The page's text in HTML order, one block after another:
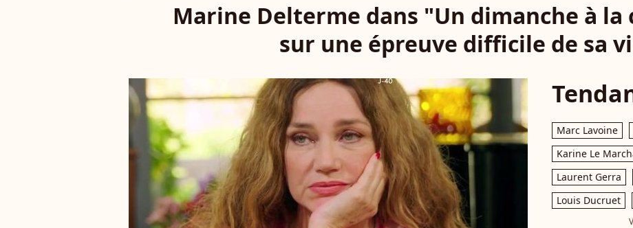
Marine Delterme dans "Un dimanche à la
sur une épreuve difficile de sa
Marc Lavoine
Karine Le
Laurent Gerra
Louis Ducruet